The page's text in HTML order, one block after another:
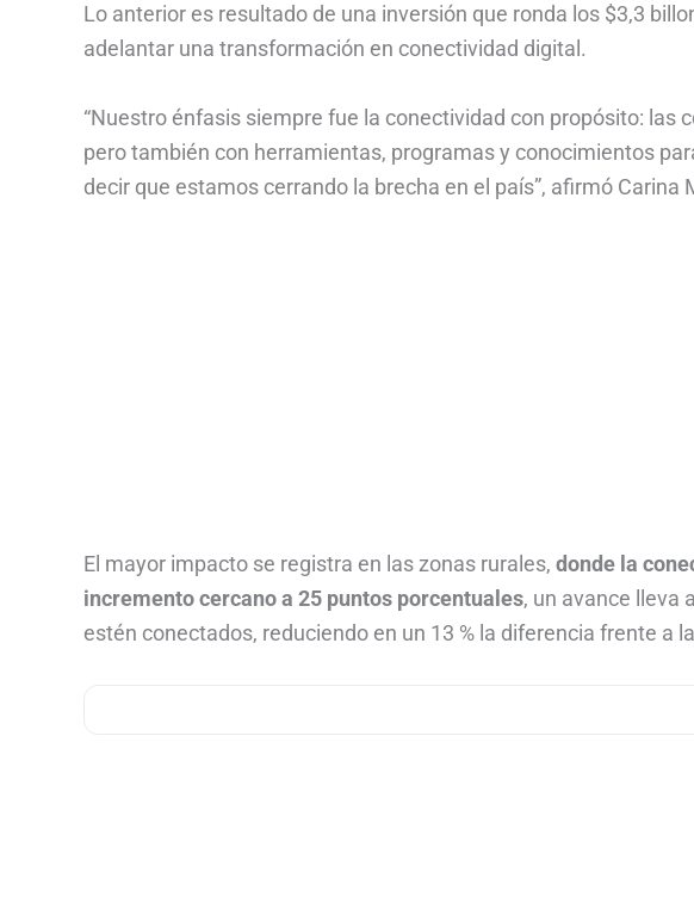
Lo anterior es resultado de una inversión que ronda los $3,3
adelantar una transformación en conectividad digital.
“Nuestro énfasis siempre fue la conectividad con propósito: las
pero también con herramientas, programas y conocimientos
decir que estamos cerrando la brecha en el país”, afirmó Carina
El mayor impacto se registra en las zonas rurales, donde la
incremento cercano a 25 puntos porcentuales, un avance lleva
estén conectados, reduciendo en un 13 % la diferencia frente a